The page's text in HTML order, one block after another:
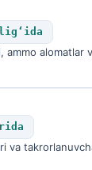
alomatlar
va